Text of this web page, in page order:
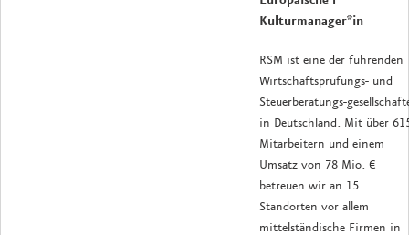
Kulturmanager*in
RSM ist eine der führenden
Wirtschaftsprüfungs- und
Steuerberatungs-
in Deutschland. Mit über
Mitarbeitern und einem
Umsatz von 78 Mio. €
betreuen wir an 15
Standorten vor allem
mittelständische Firmen in